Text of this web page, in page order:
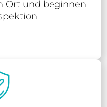
Ort und beginnen